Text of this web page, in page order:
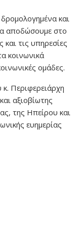
και
αποδώσουμε στο
τις υπηρεσίες
κοινωνικά
ομάδες.
Περιφερειάρχη
αξιοβίωτης
της Ηπείρου και
ευημερίας